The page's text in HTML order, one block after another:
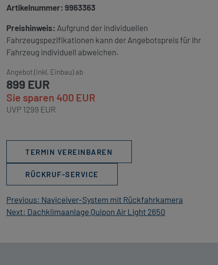
Artikelnummer: 9963363
Preishinweis: Aufgrund der individuellen
Fahrzeugspezifikationen kann der Angebotspreis für Ihr
Fahrzeug individuell abweichen.
Angebot (inkl. Einbau) ab
899 EUR
Sie sparen 400 EUR
UVP 1299 EUR
TERMIN VEREINBAREN
RÜCKRUF-SERVICE
Beitragsnavigation
Previous: Naviceiver-System mit Rückfahrkamera
Next: Dachklimaanlage Quipon Air Light 2650